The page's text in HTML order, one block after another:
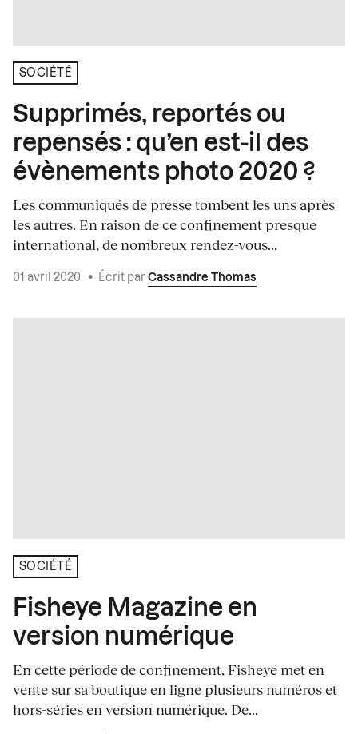
SOCIÉTÉ
Supprimés, reportés ou
repensés : qu’en est-il des
évènements photo 2020 ?
Les communiqués de presse tombent les uns après
les autres. En raison de ce confinement presque
international, de nombreux rendez-vous...
01 avril 2020 • Écrit par Cassandre Thomas
SOCIÉTÉ
Fisheye Magazine en
version numérique
En cette période de confinement, Fisheye met en
vente sur sa boutique en ligne plusieurs numéros et
hors-séries en version numérique. De...